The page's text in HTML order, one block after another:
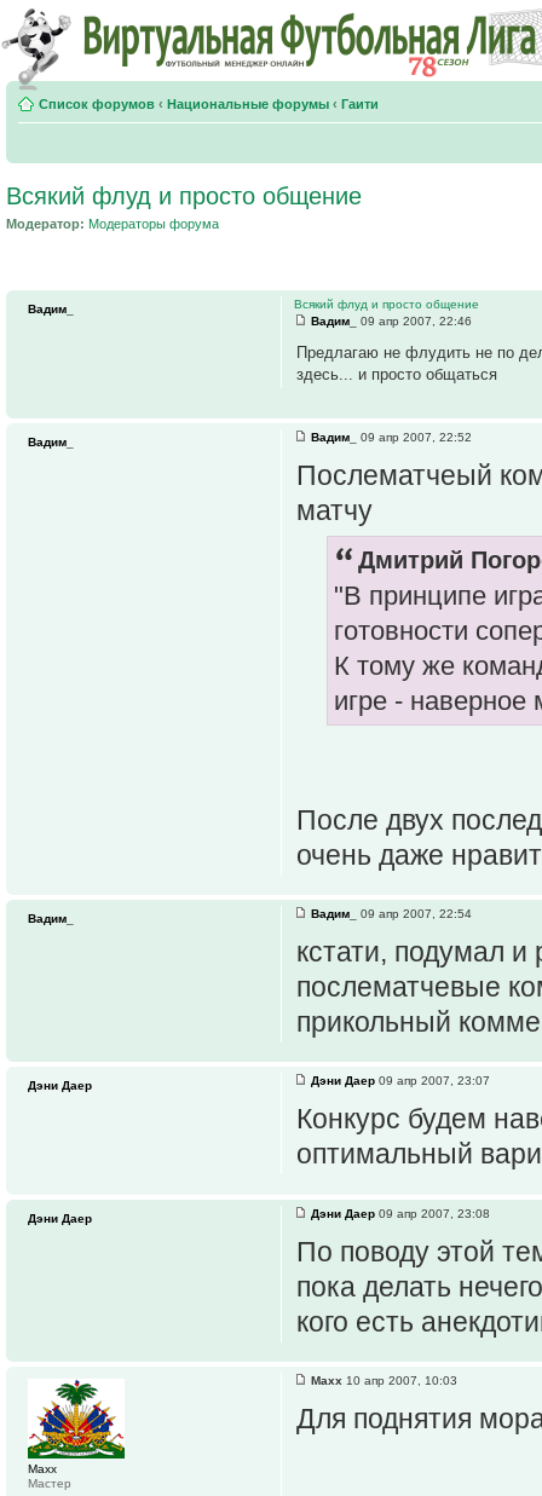
Список форумов ‹ Национальные форумы ‹ Гаити
Всякий флуд и просто общение
Модератор: Модераторы форума
Всякий флуд и просто общение
Вадим_
09 апр 2007, 22:46
Предлагаю не флудить не по
здесь... и просто общаться
Вадим_
Вадим_ 09 апр 2007, 22:52
Послематчеый
матчу
Дмитрий
"В принципе
готовности
К тому же
игре - наверное
После двух
очень даже
Вадим_
Вадим_ 09 апр 2007, 22:54
кстати, подумал
послематчевые
прикольный
Вадим_
Дэни Даер 09 апр 2007, 23:07
Конкурс будем
оптимальный
Дэни Даер
Дэни Даер 09 апр 2007, 23:08
По поводу этой
пока делать
кого есть
Дэни Даер
Maxx 10 апр 2007, 10:03
Для поднятия
Maxx
Мастер